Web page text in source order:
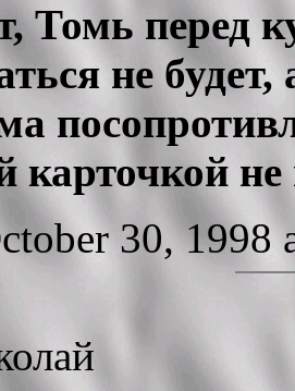
Томь перед
не
карточкой
30,